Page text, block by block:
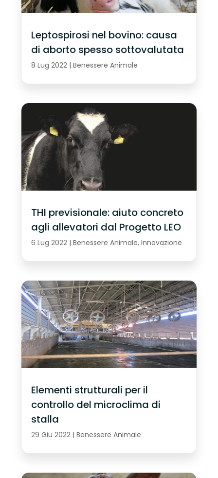
Leptospirosi nel bovino: causa
di aborto spesso sottovalutata
8 Lug 2022| Benessere Animale
THI previsionale: aiuto concreto
agli allevatori dal Progetto LEO
6 Lug 2022| Benessere Animale, Innovazione
Elementi strutturali per il
controllo del microclima di
stalla
29 Giu 2022| Benessere Animale